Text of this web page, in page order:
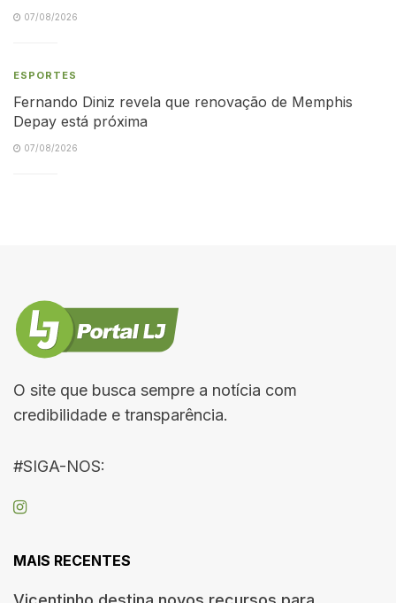
07/08/2026
ESPORTES
Fernando Diniz revela que renovação de Memphis
Depay está próxima
07/08/2026
O site que busca sempre a notícia com
credibilidade e transparência.
#SIGA-NOS:
MAIS RECENTES